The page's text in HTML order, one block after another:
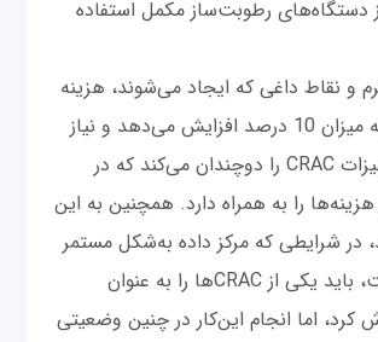
دستگاه‌های رطوبت‌ساز مکمل استفاده
و نقاط داغی که ایجاد می‌شوند، هزینه
برق CRAC را به میزان 10 درصد افزایش می‌دهد و نیاز
سازمان به تجهیزات CRAC را دوچندان می‌کند که در
را به همراه دارد. همچنین به این
در شرایطی که مرکز داده به‌شکل مستمر
در حال کار است، باید یکی از CRACها را به عنوان
کرد، اما انجام این‌کار در چنین وضعیتی